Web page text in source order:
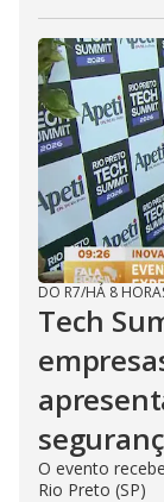
DO R7/HÁ 8
Tech
O evento
Rio Preto (SP)